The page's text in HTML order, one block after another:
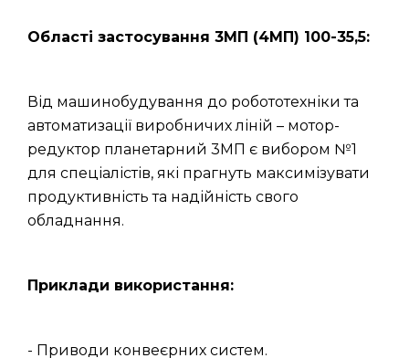
Області застосування 3МП (4МП) 100-35,5:
Від машинобудування до робототехніки та
автоматизації виробничих ліній – мотор-
редуктор планетарний 3МП є вибором №1
для спеціалістів, які прагнуть максимізувати
продуктивність та надійність свого
обладнання.
Приклади використання:
- Приводи конвеєрних систем.